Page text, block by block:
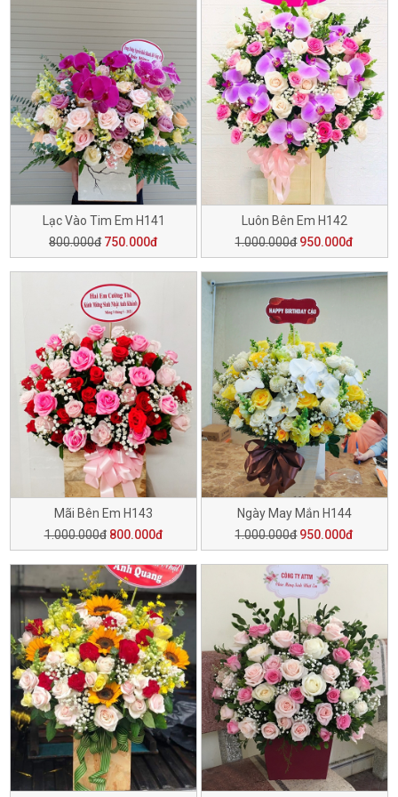
Lạc Vào Tim Em H141
800.000đ 750.000đ
Luôn Bên Em H142
1.000.000đ 950.000đ
Mãi Bên Em H143
1.000.000đ 800.000đ
Ngày May Mắn H144
1.000.000đ 950.000đ